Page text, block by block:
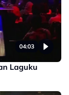
04:03
Laguku